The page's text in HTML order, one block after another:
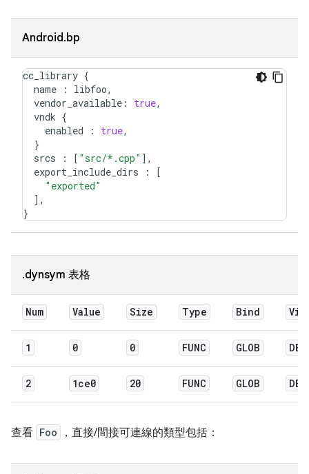
Android.bp
cc_library {
name
: libfoo,
vendor_available : true,
vndk {
enabled
: true,
}
srcs
: [ "src/*.cpp" ],
export_include_dirs
:
[
"exported"
],
}
.dynsym 表格
Num Value Size Type Bind Vis
1 0 0 FUNC GLOB DEF
2 1ce0 20 FUNC GLOB DEF
查看 Foo ，直接/間接可連線的類型包括：